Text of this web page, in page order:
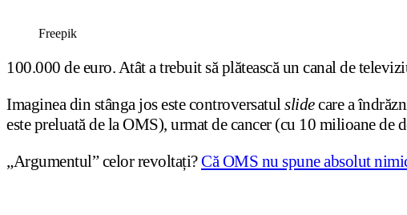
Freepik
100.000 de euro. Atât a trebuit să plătească un canal de
Imaginea din stânga jos este controversatulslidecare a
este preluată de la OMS), urmat de cancer (cu 10 milioane de
„Argumentul” celor revoltați?Că OMS nu spune absolut